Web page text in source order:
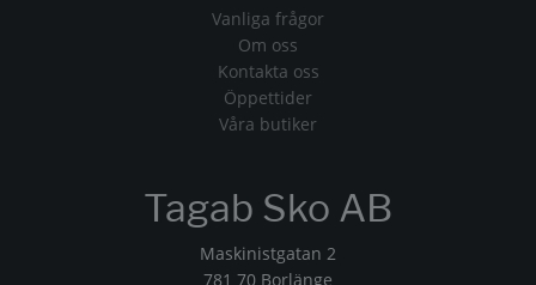
Vanliga frågor
Om oss
Kontakta oss
Öppettider
Våra butiker
Tagab Sko AB
Maskinistgatan 2
781 70 Borlänge